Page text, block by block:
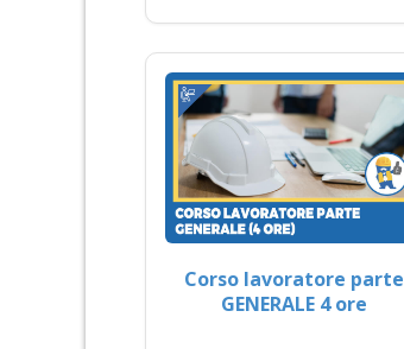
Corso lavoratore parte
GENERALE 4 ore